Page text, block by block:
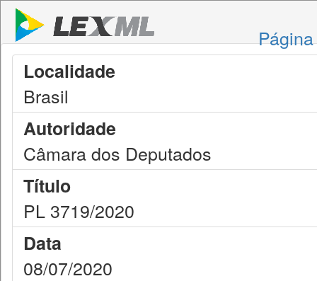
Localidade
Brasil
Autoridade
Câmara dos Deputados
Título
PL 3719/2020
Data
08/07/2020